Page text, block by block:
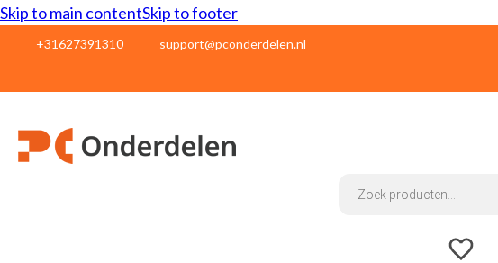
Skip to main contentSkip to footer
+31627391310
support@pconderdelen.nl
search